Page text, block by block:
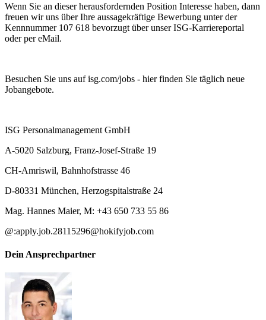
Wenn Sie an dieser herausfordernden Position Interesse haben, dann
freuen wir uns über Ihre aussagekräftige Bewerbung unter der
Kennnummer 107 618 bevorzugt über unser ISG-Karriereportal
oder per eMail.
Besuchen Sie uns auf isg.com/jobs - hier finden Sie täglich neue
Jobangebote.
ISG Personalmanagement GmbH
A-5020 Salzburg, Franz-Josef-Straße 19
CH-Amriswil, Bahnhofstrasse 46
D-80331 München, Herzogspitalstraße 24
Mag. Hannes Maier, M: +43 650 733 55 86
@:apply.job.28115296@hokifyjob.com
Dein Ansprechpartner